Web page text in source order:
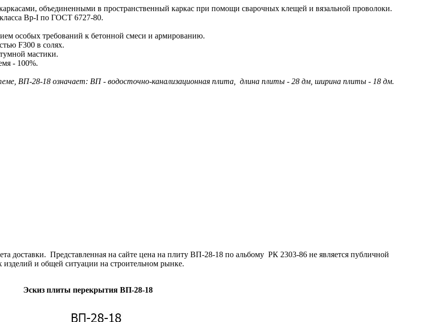
объединенными в пространственный каркас при помощи сварочных клещей и вязальной проволоки.
Вр-I по ГОСТ 6727-80.
особых требований к бетонной смеси и армированию.
F300 в солях.
мастики.
- 100%.
ВП-28-18 означает: ВП - водосточно-канализационная плита, длина плиты - 28 дм, ширина плиты - 18 дм.
доставки. Представленная на сайте цена на плиту ВП-28-18 по альбому РК 2303-86 не является публичной
изделий и общей ситуации на строительном рынке.
Эскиз плиты перекрытия ВП-28-18